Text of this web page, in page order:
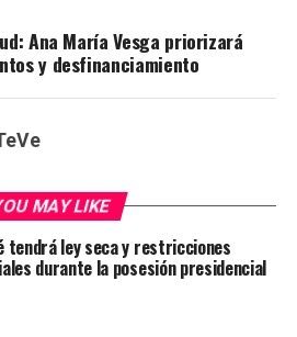
Ana María Vesga priorizará
y desfinanciamiento
MAY LIKE
tendrá ley seca y restricciones
durante la posesión presidencial